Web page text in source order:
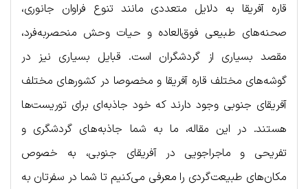
قاره آفریقا به دلایل متعددی مانند تنوع فراوان جانوری،
صحنه‌های طبیعی فوق‌العاده و حیات وحش منحصربه‌فرد،
مقصد بسیاری از گردشگران است. قبایل بسیاری نیز در
گوشه‌های مختلف قاره آفریقا و مخصوصا در کشورهای مختلف
آفریقای جنوبی وجود دارند که خود جاذبه‌ای برای توریست‌ها
هستند. در این مقاله، ما به شما جاذبه‌های گردشگری و
تفریحی و ماجراجویی در آفریقای جنوبی، به خصوص
مکان‌های طبیعت‌گردی را معرفی می‌کنیم تا شما در سفرتان به